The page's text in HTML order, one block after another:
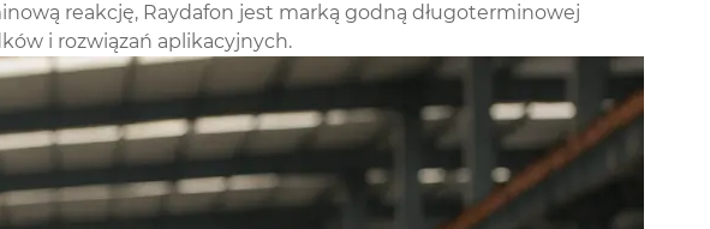
reakcję, Raydafon jest marką godną długoterminowej
i rozwiązań aplikacyjnych.